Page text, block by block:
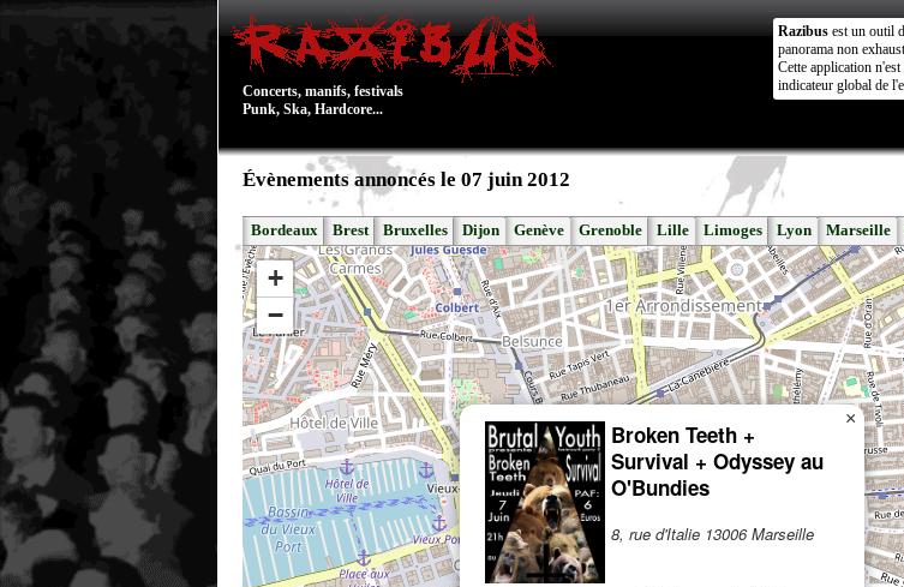
Concerts, manifs, festivals
Punk, Ska, Hardcore...
Razibus est un outil
panorama non
Cette application
indicateur global de
Évènements annoncés le 07 juin 2012
Bordeaux Brest Bruxelles Dijon Genève Grenoble Lille Limoges Lyon Marseille
Broken Teeth +
Survival + Odyssey au
O'Bundies
8, rue d'Italie 13006 Marseille
×
+
−